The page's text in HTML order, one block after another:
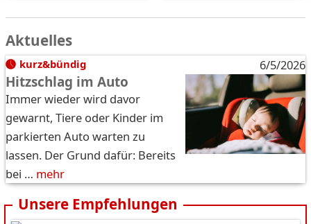
Aktuelles
kurz&bündig 6/5/2026
Hitzschlag im Auto
Immer wieder wird davor
gewarnt, Tiere oder Kinder im
parkierten Auto warten zu
lassen. Der Grund dafür: Bereits
bei … mehr
Unsere Empfehlungen